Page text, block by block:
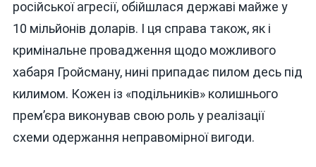
російської агресії, обійшлася державі майже у
10 мільйонів доларів. І ця справа також, як і
кримінальне провадження щодо можливого
хабаря Гройсману, нині припадає пилом десь під
килимом. Кожен із «подільників» колишнього
прем’єра виконував свою роль у реалізації
схеми одержання неправомірної вигоди.